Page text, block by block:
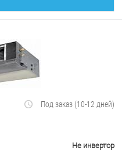
Под заказ (10-12 дней)
Не инвертор